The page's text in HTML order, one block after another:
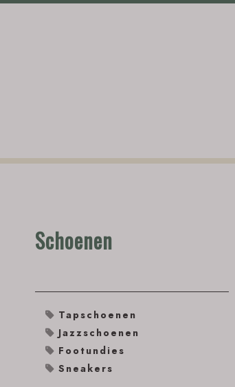
Schoenen
Tapschoenen
Jazzschoenen
Footundies
Sneakers